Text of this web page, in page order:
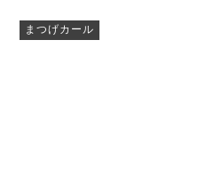
まつげカール